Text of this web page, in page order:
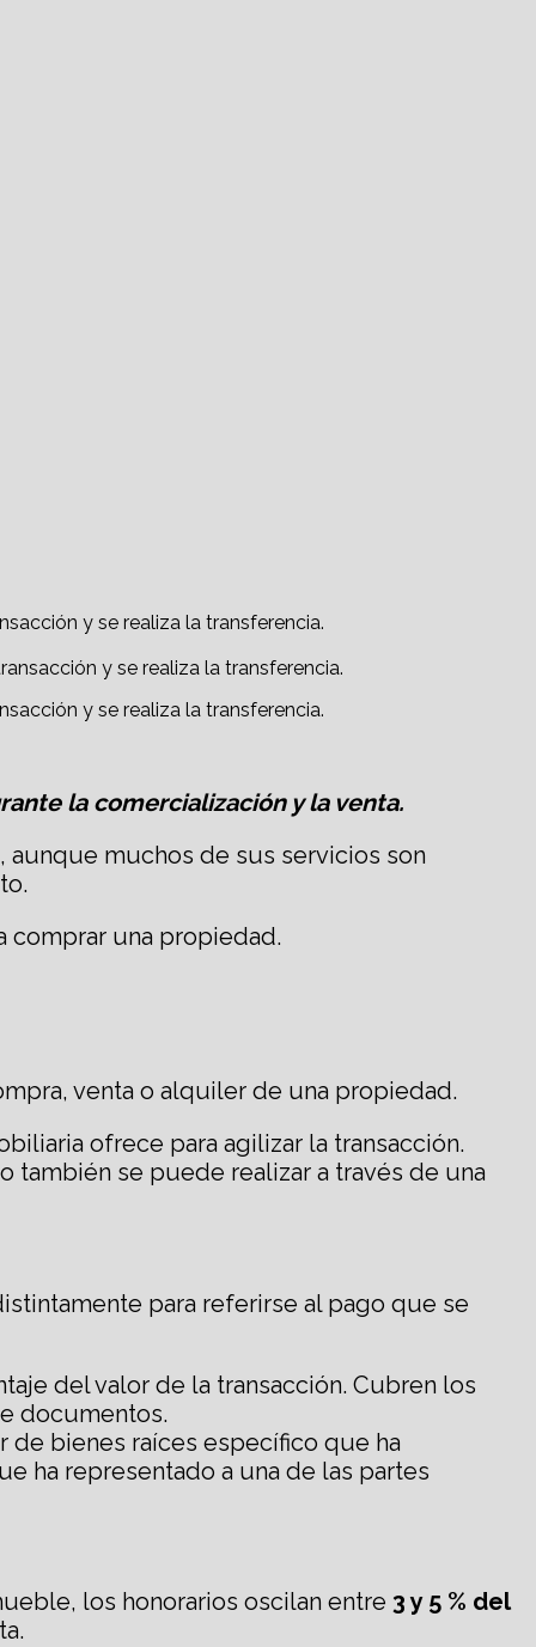
y se realiza la transferencia.
y se realiza la transferencia.
la comercialización y la venta.
muchos de sus servicios son
comprar una propiedad.
venta o alquiler de una propiedad.
ofrece para agilizar la transacción.
también se puede realizar a través de una
para referirse al pago que se
del valor de la transacción. Cubren los
documentos.
de bienes raíces específico que ha
ha representado a una de las partes
los honorarios oscilan entre 3 y 5 % del